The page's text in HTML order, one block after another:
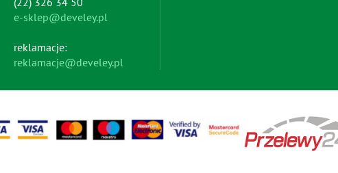
e-sklep@develey.pl
reklamacje:
reklamacje@develey.pl